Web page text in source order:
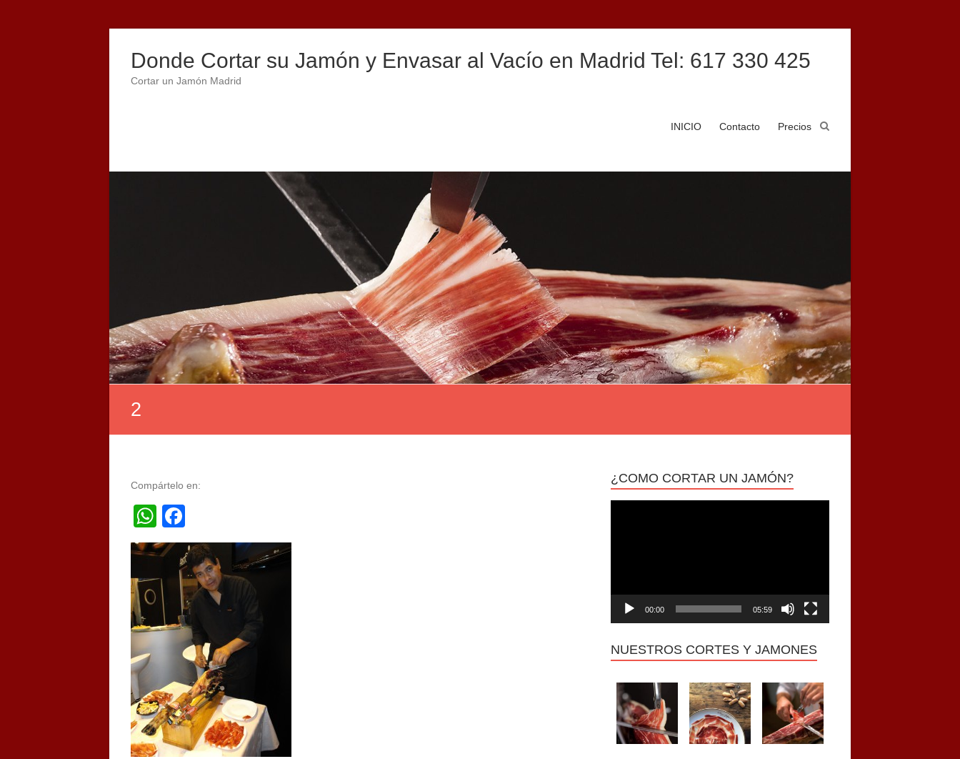
Donde Cortar su Jamón y Envasar al Vacío en Madrid Tel: 617 330 425
Cortar un Jamón Madrid
INICIO Contacto Precios
2
Compártelo en:
WhatsApp
¿COMO CORTAR UN JAMÓN?
00:00 05:59
NUESTROS CORTES Y JAMONES